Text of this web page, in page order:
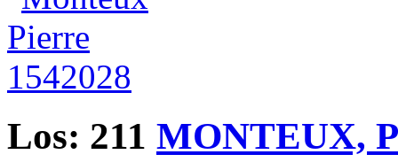
Los: 211 MONTEUX,